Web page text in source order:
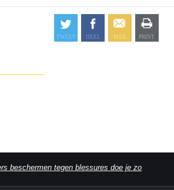
beschermen tegen blessures doe je zo